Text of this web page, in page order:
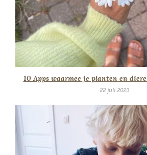
10 Apps waarmee je planten en
22 juli 2023